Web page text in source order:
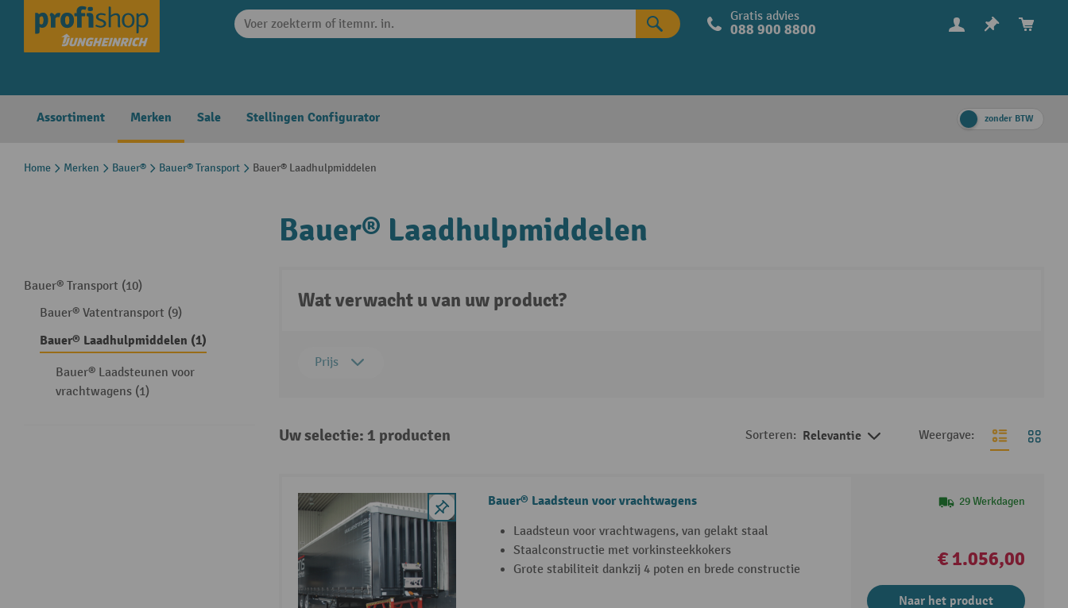
Skip to main navigation Gratis advies
088 900 8800
Assortiment Merken Sale Stellingen Configurator zonder BTW
Home Merken Bauer® Bauer® Transport Bauer® Laadhulpmiddelen
Bauer® Transport (10)
Bauer® Vatentransport (9)
Bauer® Laadhulpmiddelen (1)
Bauer® Laadsteunen voor
vrachtwagens (1)
Bauer® Laadhulpmiddelen
Wat verwacht u van uw product?
Prijs
Uw selectie: 1 producten Sorteren: Relevantie Weergave:
Bauer® Laadsteun voor vrachtwagens
Laadsteun voor vrachtwagens, van gelakt staal
Staalconstructie met vorkinsteekkokers
Grote stabiliteit dankzij 4 poten en brede constructie
29 Werkdagen
€ 1.056,00
Naar het product